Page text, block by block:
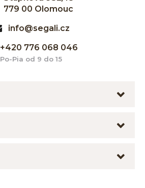
779 00 Olomouc
info@segali.cz
+420 776 068 046
Po-Pia od 9 do 15